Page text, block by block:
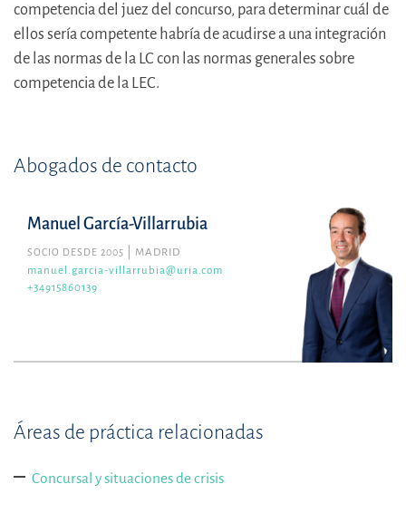
competencia del juez del concurso, para determinar cuál de
ellos sería competente habría de acudirse a una integración
de las normas de la LC con las normas generales sobre
competencia de la LEC.
Abogados de contacto
Manuel García-Villarrubia
SOCIO DESDE 2005
MADRID
manuel.garcia-villarrubia@uria.com
+34915860139
Áreas de práctica relacionadas
Concursal y situaciones de crisis